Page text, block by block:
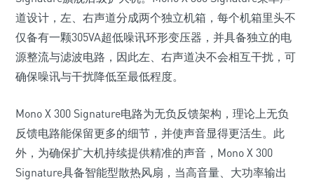
道设计，左、右声道分成两个独立机箱，每个机箱里头不
仅备有一颗305VA超低噪讯环形变压器，并具备独立的电
源整流与滤波电路，因此左、右声道决不会相互干扰，可
确保噪讯与干扰降低至最低程度。
Mono X 300 Signature电路为无负反馈架构，理论上无负
反馈电路能保留更多的细节，并使声音显得更活生。此
外，为确保扩大机持续提供精准的声音，Mono X 300
Signature具备智能型散热风扇，当高音量、大功率输出